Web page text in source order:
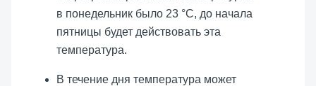
в понедельник было 23 °C, до начала
пятницы будет действовать эта
температура.
В течение дня температура может